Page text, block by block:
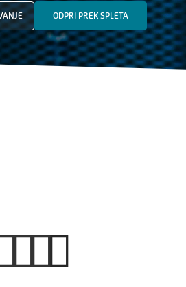
ODPRI PREK SPLETA